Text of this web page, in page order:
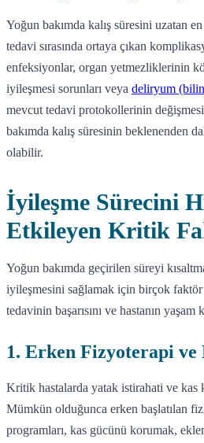
Yoğun bakımda kalış süresini uzatan
tedavi sırasında ortaya çıkan
enfeksiyonlar, organ yetmezliklerinin
iyileşmesi sorunları veya deliryum
mevcut tedavi protokollerinin
bakımda kalış süresinin beklenenden
olabilir.
İyileşme Sürecini
Etkileyen Kritik
Yoğun bakımda geçirilen süreyi
iyileşmesini sağlamak için birçok
tedavinin başarısını ve hastanın
1. Erken Fizyoterapi ve
Kritik hastalarda yatak istirahati ve kas
Mümkün olduğunca erken başlatılan
programları, kas gücünü korumak,